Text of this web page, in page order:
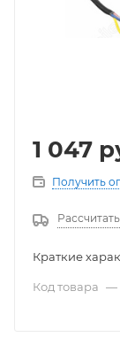
1 047
Получить
Краткие
Код товара —